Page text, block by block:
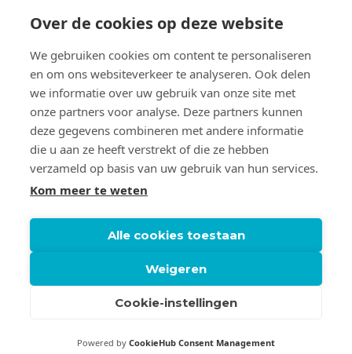
OVER CLAUDIA DE GRAAUW
Claudia’s hart ligt bij onderzoek. Haar werkwijze is heel
persoonlijk; ieder onderzoek vraagt tenslotte om
maatwerk. Samen met de klant formuleert ze doelen, die
ze vervolgens ook realiseert. Daarbij is ze volkomen
transparant en deelt ze graag haar kennis en ervaring.
voorbehouden.
Privacy statement
Over de cookies op deze website
We gebruiken cookies om content te personaliseren
en om ons websiteverkeer te analyseren. Ook delen
we informatie over uw gebruik van onze site met
onze partners voor analyse. Deze partners kunnen
deze gegevens combineren met andere informatie
die u aan ze heeft verstrekt of die ze hebben
verzameld op basis van uw gebruik van hun services.
Kom meer te weten
Alle cookies toestaan
Weigeren
Cookie-instellingen
Powered by CookieHub Consent Management